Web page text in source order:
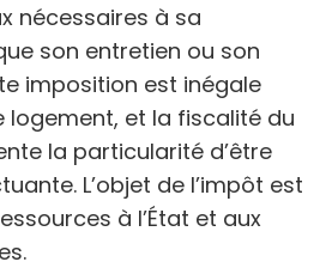
nécessaires à sa
son entretien ou son
imposition est inégale
logement, et la fiscalité du
la particularité d’être
L’objet de l’impôt est
à l’État et aux